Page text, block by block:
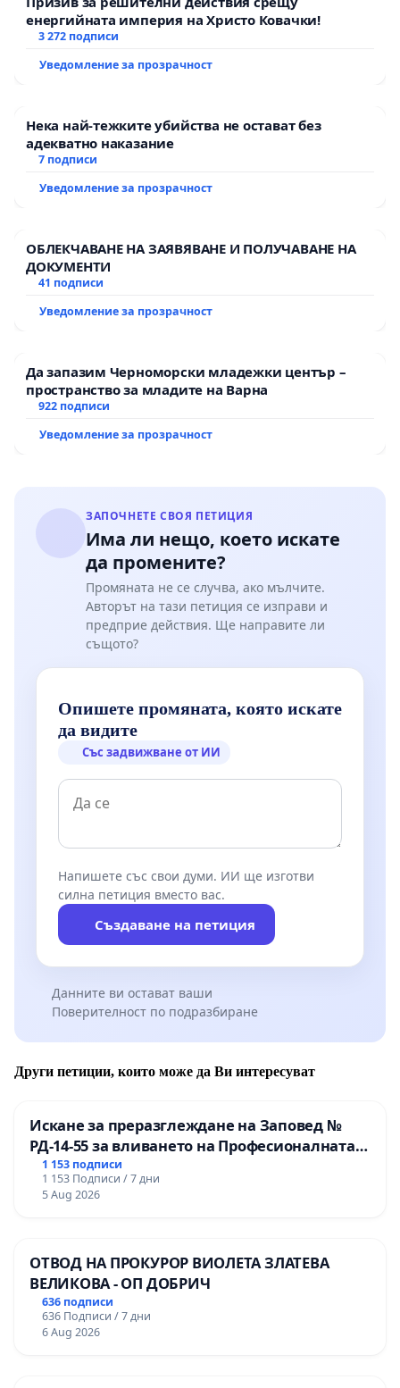
енергийната империя на Христо Ковачки!
3 272 подписи
Уведомление за прозрачност
Нека най-тежките убийства не остават без
адекватно наказание
7 подписи
Уведомление за прозрачност
ОБЛЕКЧАВАНЕ НА ЗАЯВЯВАНЕ И ПОЛУЧАВАНЕ НА
ДОКУМЕНТИ
41 подписи
Уведомление за прозрачност
Да запазим Черноморски младежки център –
пространство за младите на Варна
922 подписи
Уведомление за прозрачност
ЗАПОЧНЕТЕ СВОЯ ПЕТИЦИЯ
Има ли нещо, което искате
да промените?
Промяната не се случва, ако мълчите.
Авторът на тази петиция се изправи и
предприе действия. Ще направите ли
същото?
Опишете промяната, която искате
да видите
Със задвижване от ИИ
Напишете със свои думи. ИИ ще изготви
силна петиция вместо вас.
Създаване на петиция
Данните ви остават ваши
Поверителност по подразбиране
Други петиции, които може да Ви интересуват
Искане за преразглеждане на Заповед №
РД-14-55 за вливането на Професионалната
гимназия по промишлени технологии в
Професионалната гимназия по икономика и
мениджмънт – гр. Пазарджик
1 153 подписи
1 153 Подписи / 7 дни
5 Aug 2026
ОТВОД НА ПРОКУРОР ВИОЛЕТА ЗЛАТЕВА
ВЕЛИКОВА - ОП ДОБРИЧ
636 подписи
636 Подписи / 7 дни
6 Aug 2026